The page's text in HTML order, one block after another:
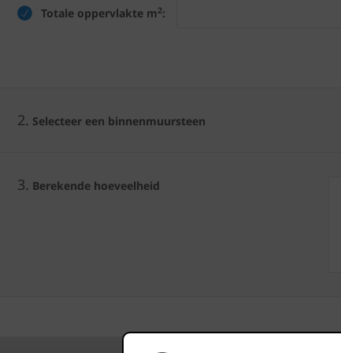
Totale oppervlakte m2:
2. Selecteer een binnenmuursteen
3. Berekende hoeveelheid